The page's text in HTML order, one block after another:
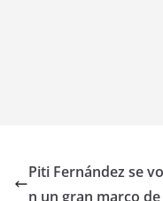
Piti Fernández se
n un gran marco